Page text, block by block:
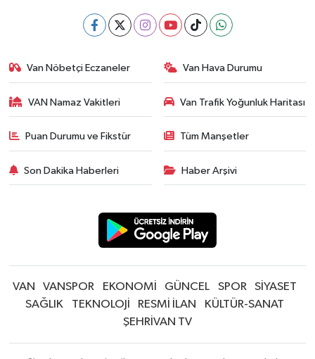
Van Nöbetçi Eczaneler Van Hava Durumu
VAN Namaz Vakitleri Van Trafik Yoğunluk Haritası
Puan Durumu ve Fikstür Tüm Manşetler
Son Dakika Haberleri Haber Arşivi
VAN VANSPOR EKONOMİ GÜNCEL SPOR
SİYASET
SAĞLIK
TEKNOLOJİ RESMİ İLAN
KÜLTÜR-SANAT
ŞEHRİVAN TV